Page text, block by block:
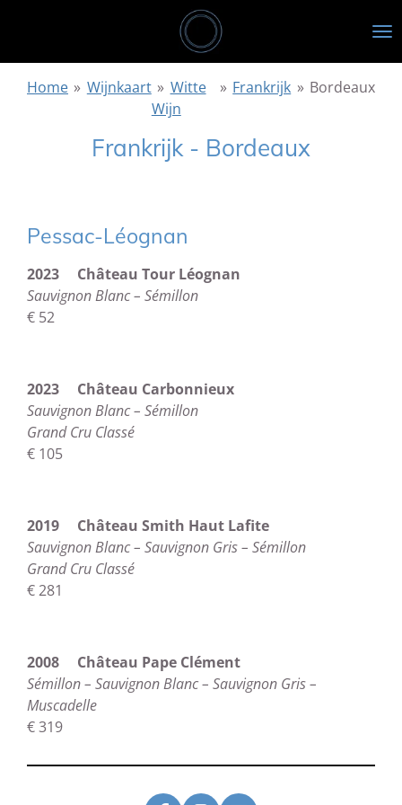
naar
Home » Wijnkaart » Witte
Wijn
» Frankrijk » Bordeaux
Frankrijk - Bordeaux
Pessac-Léognan
2023 Château Tour Léognan
Sauvignon Blanc – Sémillon
€ 52
2023 Château Carbonnieux
Sauvignon Blanc – Sémillon
Grand Cru Classé
€ 105
2019 Château Smith Haut Lafite
Sauvignon Blanc – Sauvignon Gris – Sémillon
Grand Cru Classé
€ 281
2008 Château Pape Clément
Sémillon – Sauvignon Blanc – Sauvignon Gris –
Muscadelle
€ 319